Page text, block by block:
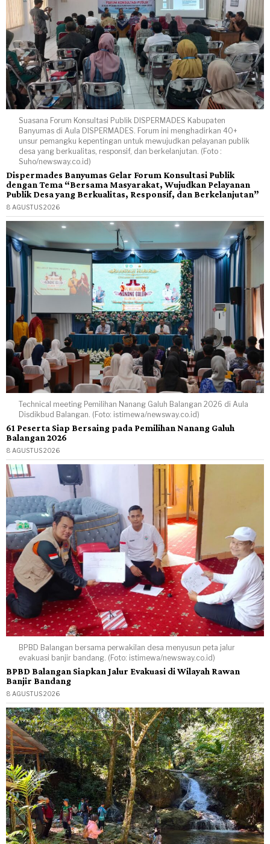
Suasana Forum Konsultasi Publik DISPERMADES Kabupaten
Banyumas di Aula DISPERMADES. Forum ini menghadirkan 40+
unsur pemangku kepentingan untuk mewujudkan pelayanan publik
desa yang berkualitas, responsif, dan berkelanjutan. (Foto :
Suho/newsway.co.id)
Dispermades Banyumas Gelar Forum Konsultasi Publik
dengan Tema “Bersama Masyarakat, Wujudkan Pelayanan
Publik Desa yang Berkualitas, Responsif, dan Berkelanjutan”
8 AGUSTUS 2026
Technical meeting Pemilihan Nanang Galuh Balangan 2026 di Aula
Disdikbud Balangan. (Foto: istimewa/newsway.co.id)
61 Peserta Siap Bersaing pada Pemilihan Nanang Galuh
Balangan 2026
8 AGUSTUS 2026
BPBD Balangan bersama perwakilan desa menyusun peta jalur
evakuasi banjir bandang. (Foto: istimewa/newsway.co.id)
BPBD Balangan Siapkan Jalur Evakuasi di Wilayah Rawan
Banjir Bandang
8 AGUSTUS 2026